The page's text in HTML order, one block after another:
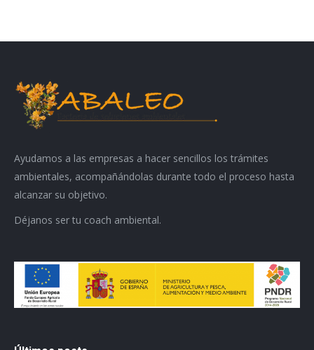
Ayudamos a las empresas a hacer sencillos los trámites
ambientales, acompañándolas durante todo el proceso hasta
alcanzar su objetivo.
Déjanos ser tu coach ambiental.